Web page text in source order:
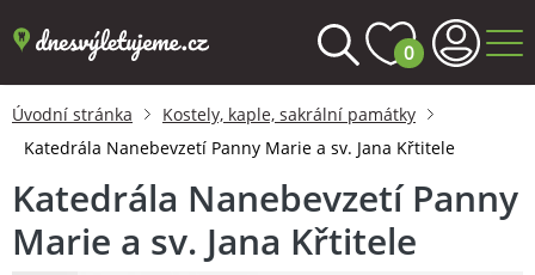
0
Úvodní stránka
Kostely, kaple, sakrální památky
Katedrála Nanebevzetí Panny Marie a sv. Jana Křtitele
Katedrála Nanebevzetí Panny
Marie a sv. Jana Křtitele